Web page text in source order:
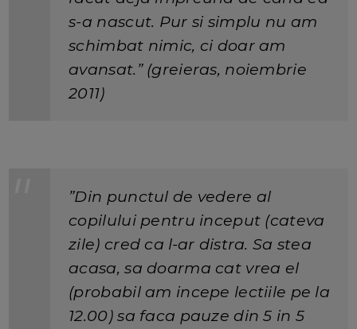
s-a nascut. Pur si simplu nu am
schimbat nimic, ci doar am
avansat.” (greieras, noiembrie
2011)
”Din punctul de vedere al
copilului pentru inceput (cateva
zile) cred ca l-ar distra. Sa stea
acasa, sa doarma cat vrea el
(probabil am incepe lectiile pe la
12.00) sa faca pauze din 5 in 5